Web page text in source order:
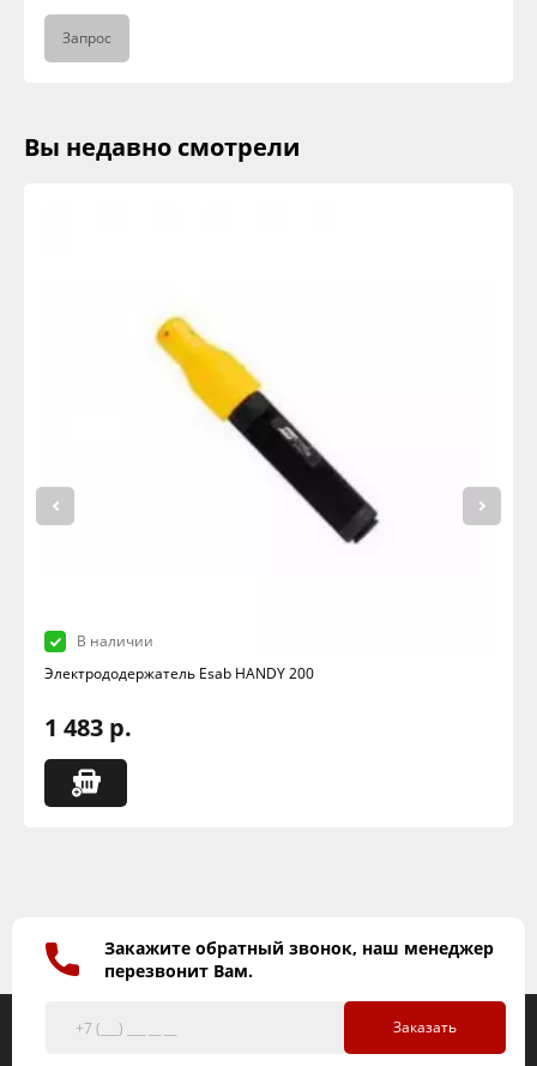
Запрос
Вы недавно смотрели
В наличии
Электрододержатель Esab HANDY 200
1 483 р.
Закажите обратный звонок, наш менеджер
перезвонит Вам.
Заказать